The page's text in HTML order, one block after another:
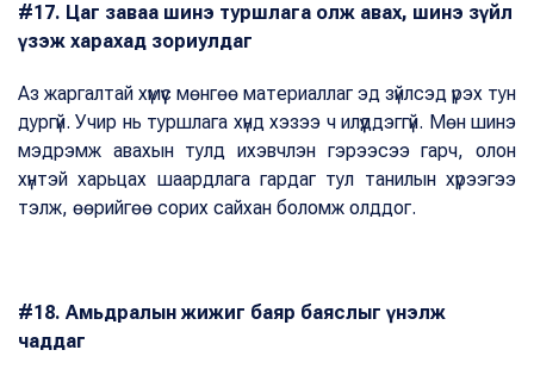
#17. Цаг заваа шинэ туршлага олж авах, шинэ зүйл
үзэж харахад зориулдаг
Аз жаргалтай хүмүүс мөнгөө материаллаг эд зүйлсэд үрэх тун
дургүй. Учир нь туршлага хүнд хэзээ ч илүүддэггүй. Мөн шинэ
мэдрэмж авахын тулд ихэвчлэн гэрээсээ гарч, олон
хүнтэй харьцах шаардлага гардаг тул танилын хүрээгээ
тэлж, өөрийгөө сорих сайхан боломж олддог.
#18. Амьдралын жижиг баяр баяслыг үнэлж
чаддаг